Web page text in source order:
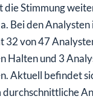
Stimmung
Bei den Analysten
32 von 47
Halten und 3
Aktuell befindet
durchschnittliche